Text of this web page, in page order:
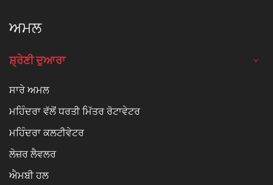
ਅਮਲ
ਸ਼੍ਰੇਣੀ ਦੁਆਰਾ
ਸਾਰੇ ਅਮਲ
ਮਹਿੰਦਰਾ ਵੱਲੋਂ ਧਰਤੀ ਮਿੱਤਰ ਰੋਟਾਵੇਟਰ
ਮਹਿੰਦਰਾ ਕਲਟੀਵੇਟਰ
ਲੇਜ਼ਰ ਲੈਵਲਰ
ਐਮਬੀ ਹਲ